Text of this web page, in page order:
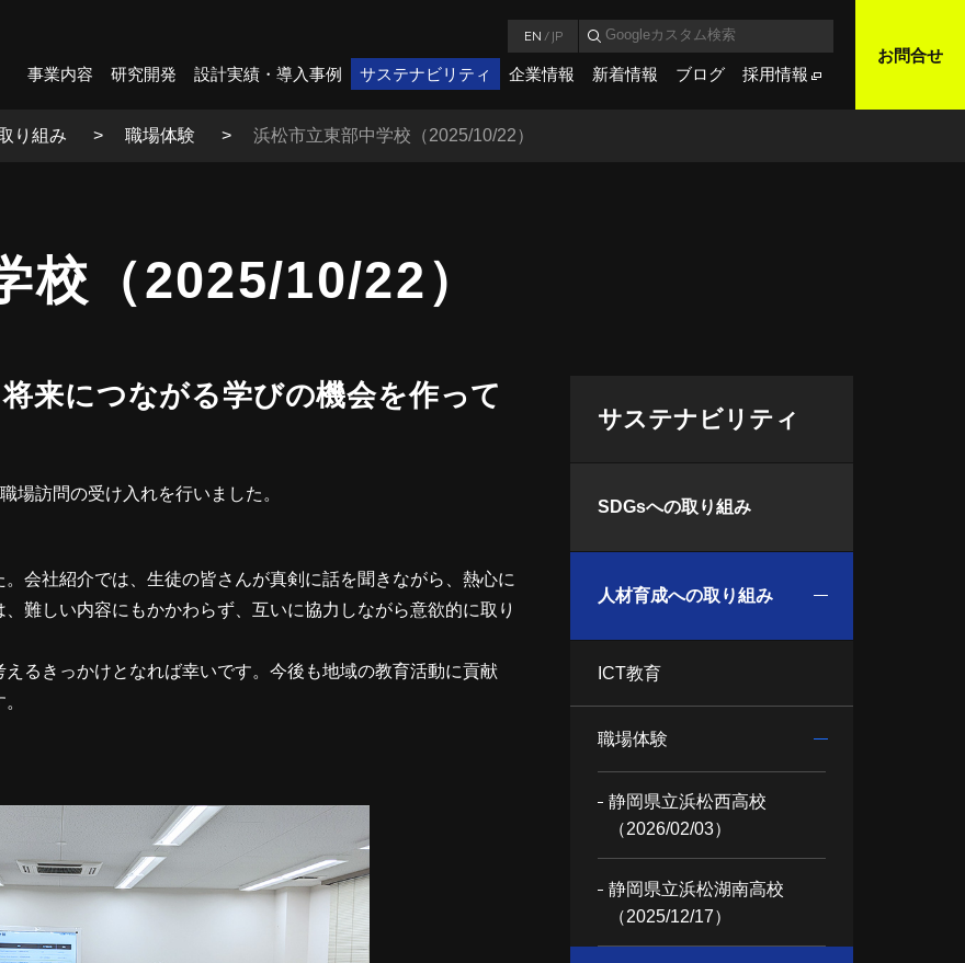
事業内容 研究開発 設計実績・導入事例 サステナビリティ 企業情報 新着情報 ブログ 採用情報
お問合せ
EN / JP
り組み 職場体験 浜松市立東部中学校（2025/10/22）
校（2025/10/22）
来につながる学びの機会を作って
場訪問の受け入れを行いました。
会社紹介では、生徒の皆さんが真剣に話を聞きながら、熱心に
難しい内容にもかかわらず、互いに協力しながら意欲的に取り
るきっかけとなれば幸いです。今後も地域の教育活動に貢献
サステナビリティ
SDGsへの取り組み
人材育成への取り組み
ICT教育
職場体験
静岡県立浜松西高校
（2026/02/03）
静岡県立浜松湖南高校
（2025/12/17）